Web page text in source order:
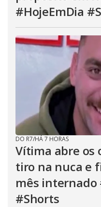
#HojeEmDia
DO R7/HÁ 7 HORAS
Vítima abre os
tiro na nuca e
mês internado
#Shorts